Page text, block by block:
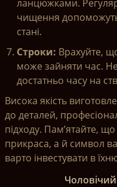
ланцюжками.
чищення допоможуть
стані.
Строки: Врахуйте,
може зайняти час.
достатньо часу на
Висока якість
до деталей,
підходу. Пам’ятайте,
прикраса, а й символ
варто інвестувати в